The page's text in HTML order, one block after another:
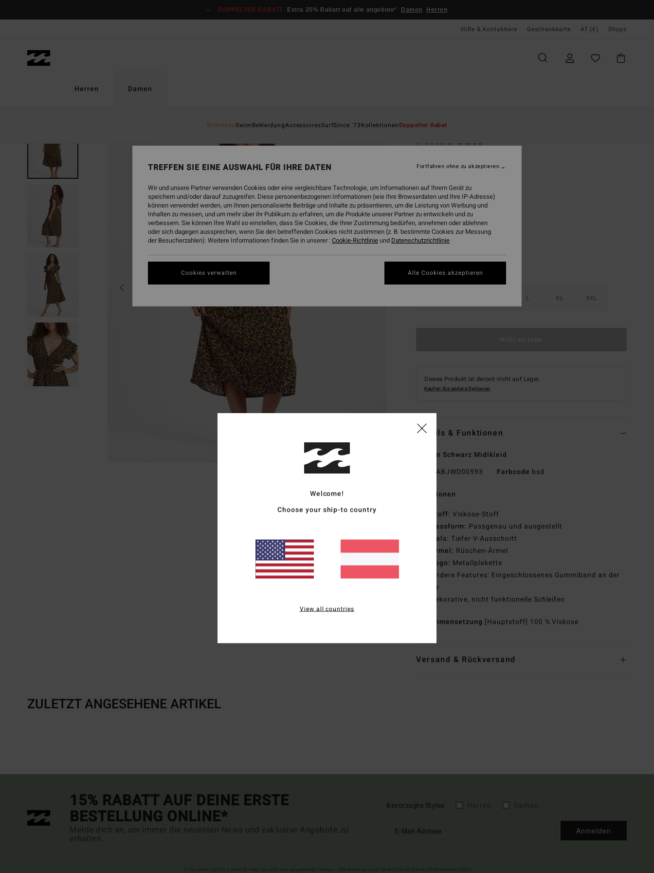
DOPPELTER RABATT Extra 25% Rabatt auf alle angebote* Damen Herren
Hilfe & Kontaktiere Geschenkkarte AT (€) Shops
Herren Damen
BrandneuSwimBekleidungAccessoiresSurfSince '73KollektionenDoppelter Rabat
Picnic Date
DOPPELTER RABATT EXTRA 25%
FarbeBlack Sands
L XL XXL
Dieses Produkt ist derzeit nicht auf Lager.
Kaufen Sie andere Optionen
Details & Funktionen
Frauen Schwarz Midikleid
ABJWD00593 Farbcode bsd
Funktionen
Stoff: Viskose-Stoff
Passform: Passgenau und ausgestellt
Hals: Tiefer V-Ausschnitt
Ärmel: Rüschen-Ärmel
Logo: Metallplakette
Andere Features: Eingeschlossenes Gummiband an der
Taille
Dekorative, nicht funktionelle Schleifen
Zusammensetzung [Hauptstoff] 100 % Viskose
Versand & Rückversand
ZULETZT ANGESEHENE ARTIKEL
15% RABATT AUF DEINE ERSTE
BESTELLUNG ONLINE*
Melde dich an, um immer die neuesten News und exklusive Angebote zu
erhalten.
Bevorzugte Styles
Anmelden
Welcome!
Choose your ship-to country
View all countries
TREFFEN SIE EINE AUSWAHL FÜR IHRE DATEN
Wir und unsere Partner verwenden Cookies oder eine vergleichbare Technologie, um Informationen auf Ihrem Gerät zu
speichern und/oder darauf zuzugreifen. Diese personenbezogenen Informationen (wie Ihre Browserdaten und Ihre IP-Adresse)
können verwendet werden, um Ihnen personalisierte Beiträge und Inhalte zu präsentieren, um die Leistung von Werbung und
Inhalten zu messen, und um mehr über ihr Publikum zu erfahren, um die Produkte unserer Partner zu entwickeln und zu
verbessern. Sie können Ihre Wahl so einstellen, dass Sie Cookies, die Ihrer Zustimmung bedürfen, annehmen oder ablehnen
oder sich dagegen aussprechen, wenn Sie den betreffenden Cookies nicht zustimmen (z. B. bestimmte Cookies zur Messung
der Besucherzahlen). Weitere Informationen finden Sie in unserer :Cookie-Richtlinie und Datenschutzrichtlinie
Cookies verwalten
Fortfahren ohne zu akzeptieren
Alle Cookies akzeptieren